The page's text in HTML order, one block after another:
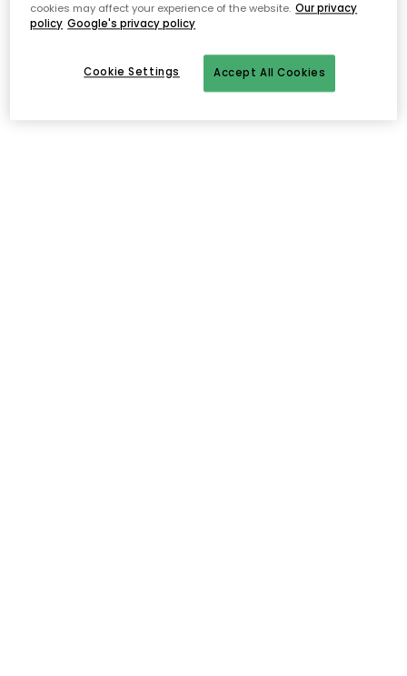
cookies may affect your experience of the website. Our privacy
policy Google's privacy policy
Accept All Cookies
Cookie Settings